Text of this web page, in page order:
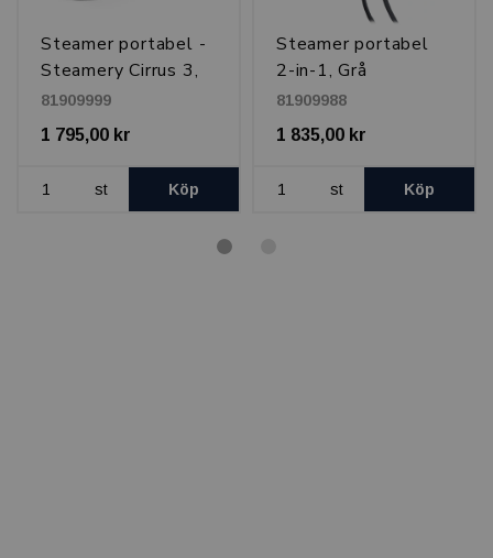
Steamer portabel -
Steamery Cirrus 3,
Antracit
81909999
1 795,00 kr
st Köp
Steamer portabel
2-in-1, Grå
81909988
1 835,00 kr
st Köp